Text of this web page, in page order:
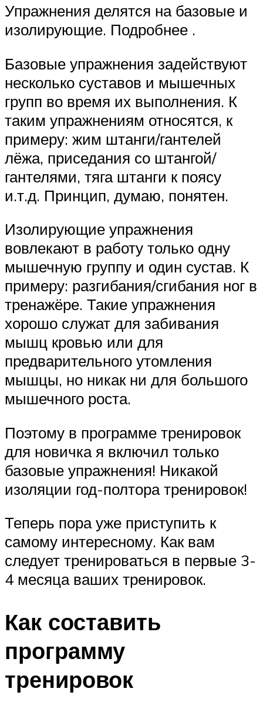
Упражнения делятся на базовые и
изолирующие. Подробнее .
Базовые упражнения задействуют
несколько суставов и мышечных
групп во время их выполнения. К
таким упражнениям относятся, к
примеру: жим штанги/гантелей
лёжа, приседания со штангой/
гантелями, тяга штанги к поясу
и.т.д. Принцип, думаю, понятен.
Изолирующие упражнения
вовлекают в работу только одну
мышечную группу и один сустав. К
примеру: разгибания/сгибания ног в
тренажёре. Такие упражнения
хорошо служат для забивания
мышц кровью или для
предварительного утомления
мышцы, но никак ни для большого
мышечного роста.
Поэтому в программе тренировок
для новичка я включил только
базовые упражнения! Никакой
изоляции год-полтора тренировок!
Теперь пора уже приступить к
самому интересному. Как вам
следует тренироваться в первые 3-
4 месяца ваших тренировок.
Как составить
программу
тренировок